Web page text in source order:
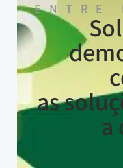
ENTRE
as
a